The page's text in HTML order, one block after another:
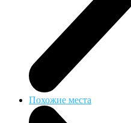
Похожие места